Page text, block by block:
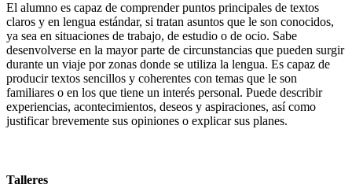
El alumno es capaz de comprender puntos principales de textos
claros y en lengua estándar, si tratan asuntos que le son conocidos,
ya sea en situaciones de trabajo, de estudio o de ocio. Sabe
desenvolverse en la mayor parte de circunstancias que pueden surgir
durante un viaje por zonas donde se utiliza la lengua. Es capaz de
producir textos sencillos y coherentes con temas que le son
familiares o en los que tiene un interés personal. Puede describir
experiencias, acontecimientos, deseos y aspiraciones, así como
justificar brevemente sus opiniones o explicar sus planes.
Talleres